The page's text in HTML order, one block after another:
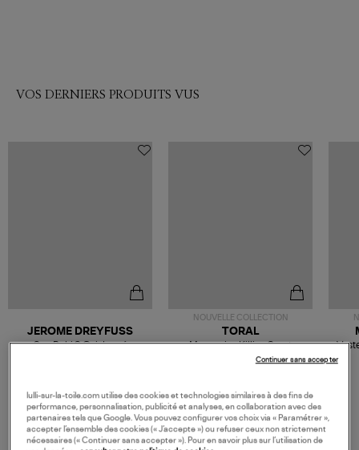
VOS DERNIERS PRODUITS VUS
JEROME DREYFUSS
Sac Bobi S Cuir Lamé
NOUVELLE COLLECTION
189,00 €
TORAL
Mocassins Killian Sport
Mousse
lulli-sur-la-toile.com utilise des cookies et technologies similaires à des fins de
performance, personnalisation, publicité et analyses, en collaboration avec des
partenaires tels que Google. Vous pouvez configurer vos choix via « Paramétrer »,
accepter l’ensemble des cookies (« J’accepte ») ou refuser ceux non strictement
nécessaires (« Continuer sans accepter »). Pour en savoir plus sur l’utilisation de
Continuer sans accepter